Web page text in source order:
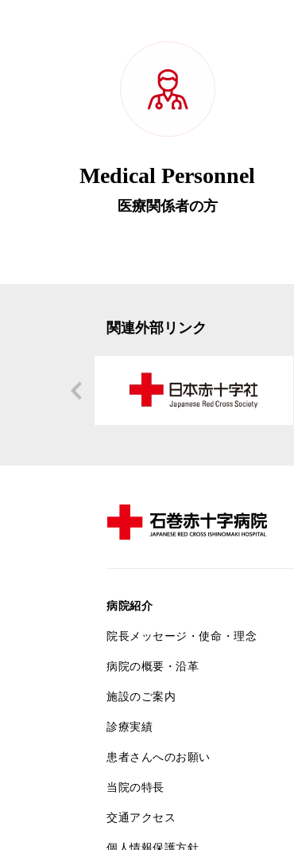
Medical Personnel
医療関係者の方
関連外部リンク
病院紹介
院長メッセージ・使命・理念
病院の概要・沿革
施設のご案内
診療実績
患者さんへのお願い
当院の特長
交通アクセス
個人情報保護方針